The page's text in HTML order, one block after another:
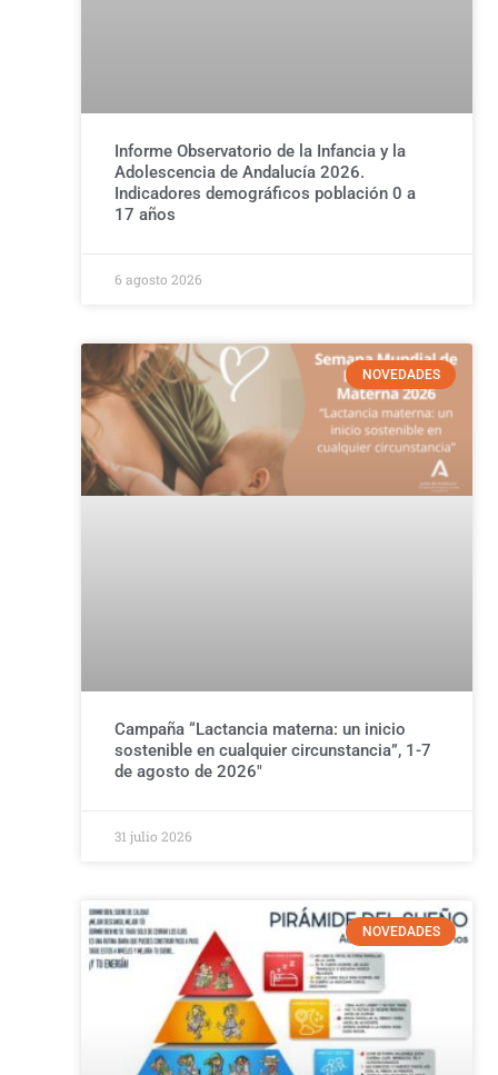
Informe Observatorio de la Infancia y la
Adolescencia de Andalucía 2026.
Indicadores demográficos población 0 a
17 años
6 agosto 2026
NOVEDADES
Campaña “Lactancia materna: un inicio
sostenible en cualquier circunstancia”, 1-7
de agosto de 2026″
31 julio 2026
NOVEDADES